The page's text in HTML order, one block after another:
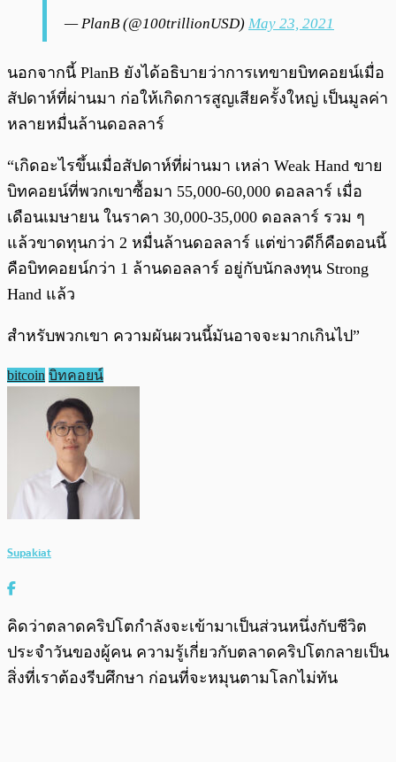
— PlanB (@100trillionUSD) May 23, 2021
นอกจากนี้ PlanB ยังได้อธิบายว่าการเทขายบิทคอยน์เมื่อ
สัปดาห์ที่ผ่านมา ก่อให้เกิดการสูญเสียครั้งใหญ่ เป็นมูลค่า
หลายหมื่นล้านดอลลาร์
“เกิดอะไรขึ้นเมื่อสัปดาห์ที่ผ่านมา เหล่า Weak Hand ขาย
บิทคอยน์ที่พวกเขาซื้อมา 55,000-60,000 ดอลลาร์ เมื่อ
เดือนเมษายน ในราคา 30,000-35,000 ดอลลาร์ รวม ๆ
แล้วขาดทุนกว่า 2 หมื่นล้านดอลลาร์ แต่ข่าวดีก็คือตอนนี้
คือบิทคอยน์กว่า 1 ล้านดอลลาร์ อยู่กับนักลงทุน Strong
Hand แล้ว
สำหรับพวกเขา ความผันผวนนี้มันอาจจะมากเกินไป”
bitcoin บิทคอยน์
Supakiat
คิดว่าตลาดคริปโตกำลังจะเข้ามาเป็นส่วนหนึ่งกับชีวิต
ประจำวันของผู้คน ความรู้เกี่ยวกับตลาดคริปโตกลายเป็น
สิ่งที่เราต้องรีบศึกษา ก่อนที่จะหมุนตามโลกไม่ทัน